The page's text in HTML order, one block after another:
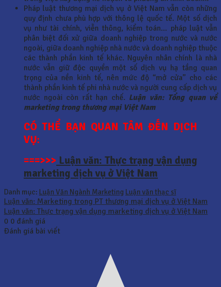
Pháp luật thương mại dịch vụ ở Việt Nam vẫn còn những
quy định chưa phù hợp với thông lệ quốc tế. Một số dịch
vụ như tài chính, viễn thông, kiểm toán… pháp luật vẫn
phân biệt đối xử giữa doanh nghiệp trong nước và nước
ngoài, giữa doanh nghiệp nhà nước và doanh nghiệp thuộc
các thành phần kinh tế khác. Nguyên nhân chính là nhà
nước vẫn giữ độc quyền một số dịch vụ hạ tầng quan
trọng của nền kinh tế, nên mức độ “mở cửa” cho các
thành phần kinh tế phi nhà nước và người cung cấp dịch vụ
nước ngoài còn rất hạn chế. Luận văn: Tổng quan về
marketing trong thương mại Việt Nam
CÓ THỂ BẠN QUAN TÂM ĐẾN DỊCH
VỤ:
===>>> Luận văn: Thực trạng vận dụng
marketing dịch vụ ở Việt Nam
Danh mục: Luận Văn Ngành Marketing Luận văn thạc sĩ
Luận văn: Marketing trong PT thương mại dịch vụ ở Việt Nam
Luận văn: Thực trạng vận dụng marketing dịch vụ ở Việt Nam
0 0 đánh giá
Đánh giá bài viết